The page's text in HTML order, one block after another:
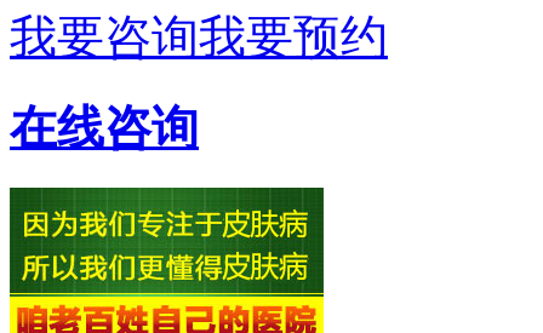
我要咨询我要预约
在线咨询